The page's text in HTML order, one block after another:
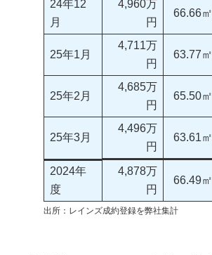
24年12
月
4,960万
円
66.66㎡
25年1月
4,711万
円
63.77㎡
25年2月
4,685万
円
65.50㎡
25年3月
4,496万
円
63.61㎡
2024年
度
4,878万
円
66.49㎡
出所：レインズ成約登録を弊社集計